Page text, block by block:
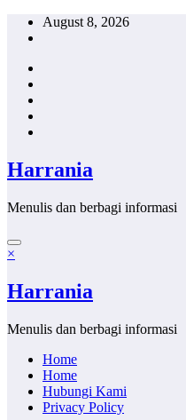
Skip
August 8, 2026
Harrania
Menulis dan berbagi informasi
×
Harrania
Menulis dan berbagi informasi
Home
Home
Hubungi Kami
Privacy Policy